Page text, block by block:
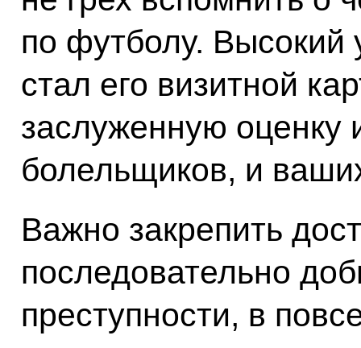
по футболу. Высокий
стал его визитной
заслуженную оценку
болельщиков, и
Важно закрепить
последовательно
преступности, в